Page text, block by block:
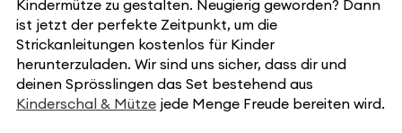
Kindermütze zu gestalten. Neugierig geworden? Dann
ist jetzt der perfekte Zeitpunkt, um die
Strickanleitungen kostenlos für Kinder
herunterzuladen. Wir sind uns sicher, dass dir und
deinen Sprösslingen das Set bestehend aus
Kinderschal & Mütze jede Menge Freude bereiten wird.